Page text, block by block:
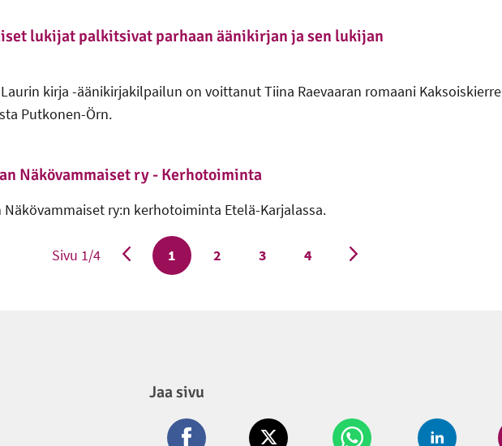
lukijat palkitsivat parhaan äänikirjan ja sen lukijan
kirja -äänikirjakilpailun on voittanut Tiina Raevaaran romaani Kaksoiskierre
Putkonen-Örn.
Näkövammaiset ry - Kerhotoiminta
Näkövammaiset ry:n kerhotoiminta Etelä-Karjalassa.
Sivu 1/4 Tämänhetkinen sivu
1 Sivu
2 Sivu
3 Sivu
4
Jaa sivu